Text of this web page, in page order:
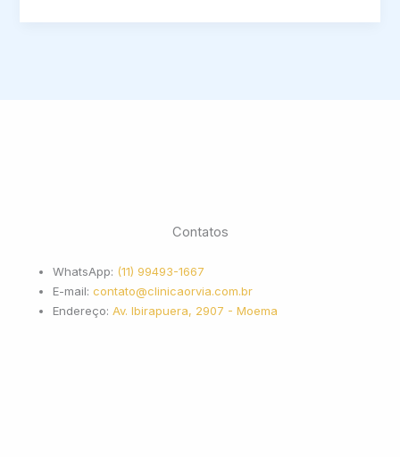
Contatos
WhatsApp: (11) 99493-1667
E-mail: contato@clinicaorvia.com.br
Endereço: Av. Ibirapuera, 2907 - Moema